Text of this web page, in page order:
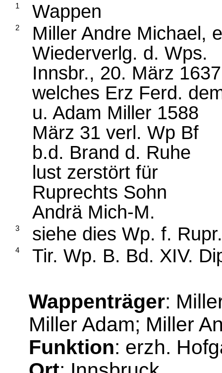
1 Wappen
2
Miller Andre Michael,
Wiederverlg. d. Wps.
Innsbr., 20. März
welches Erz Ferd.
u. Adam Miller 1588
März 31 verl. Wp Bf
b.d. Brand d. Ruhe
lust zerstört für
Ruprechts Sohn
Andrä Mich-M.
3 siehe dies Wp. f.
4 Tir. Wp. B. Bd. XIV.
Wappenträger:
Miller Adam; Miller
Funktion: erzh.